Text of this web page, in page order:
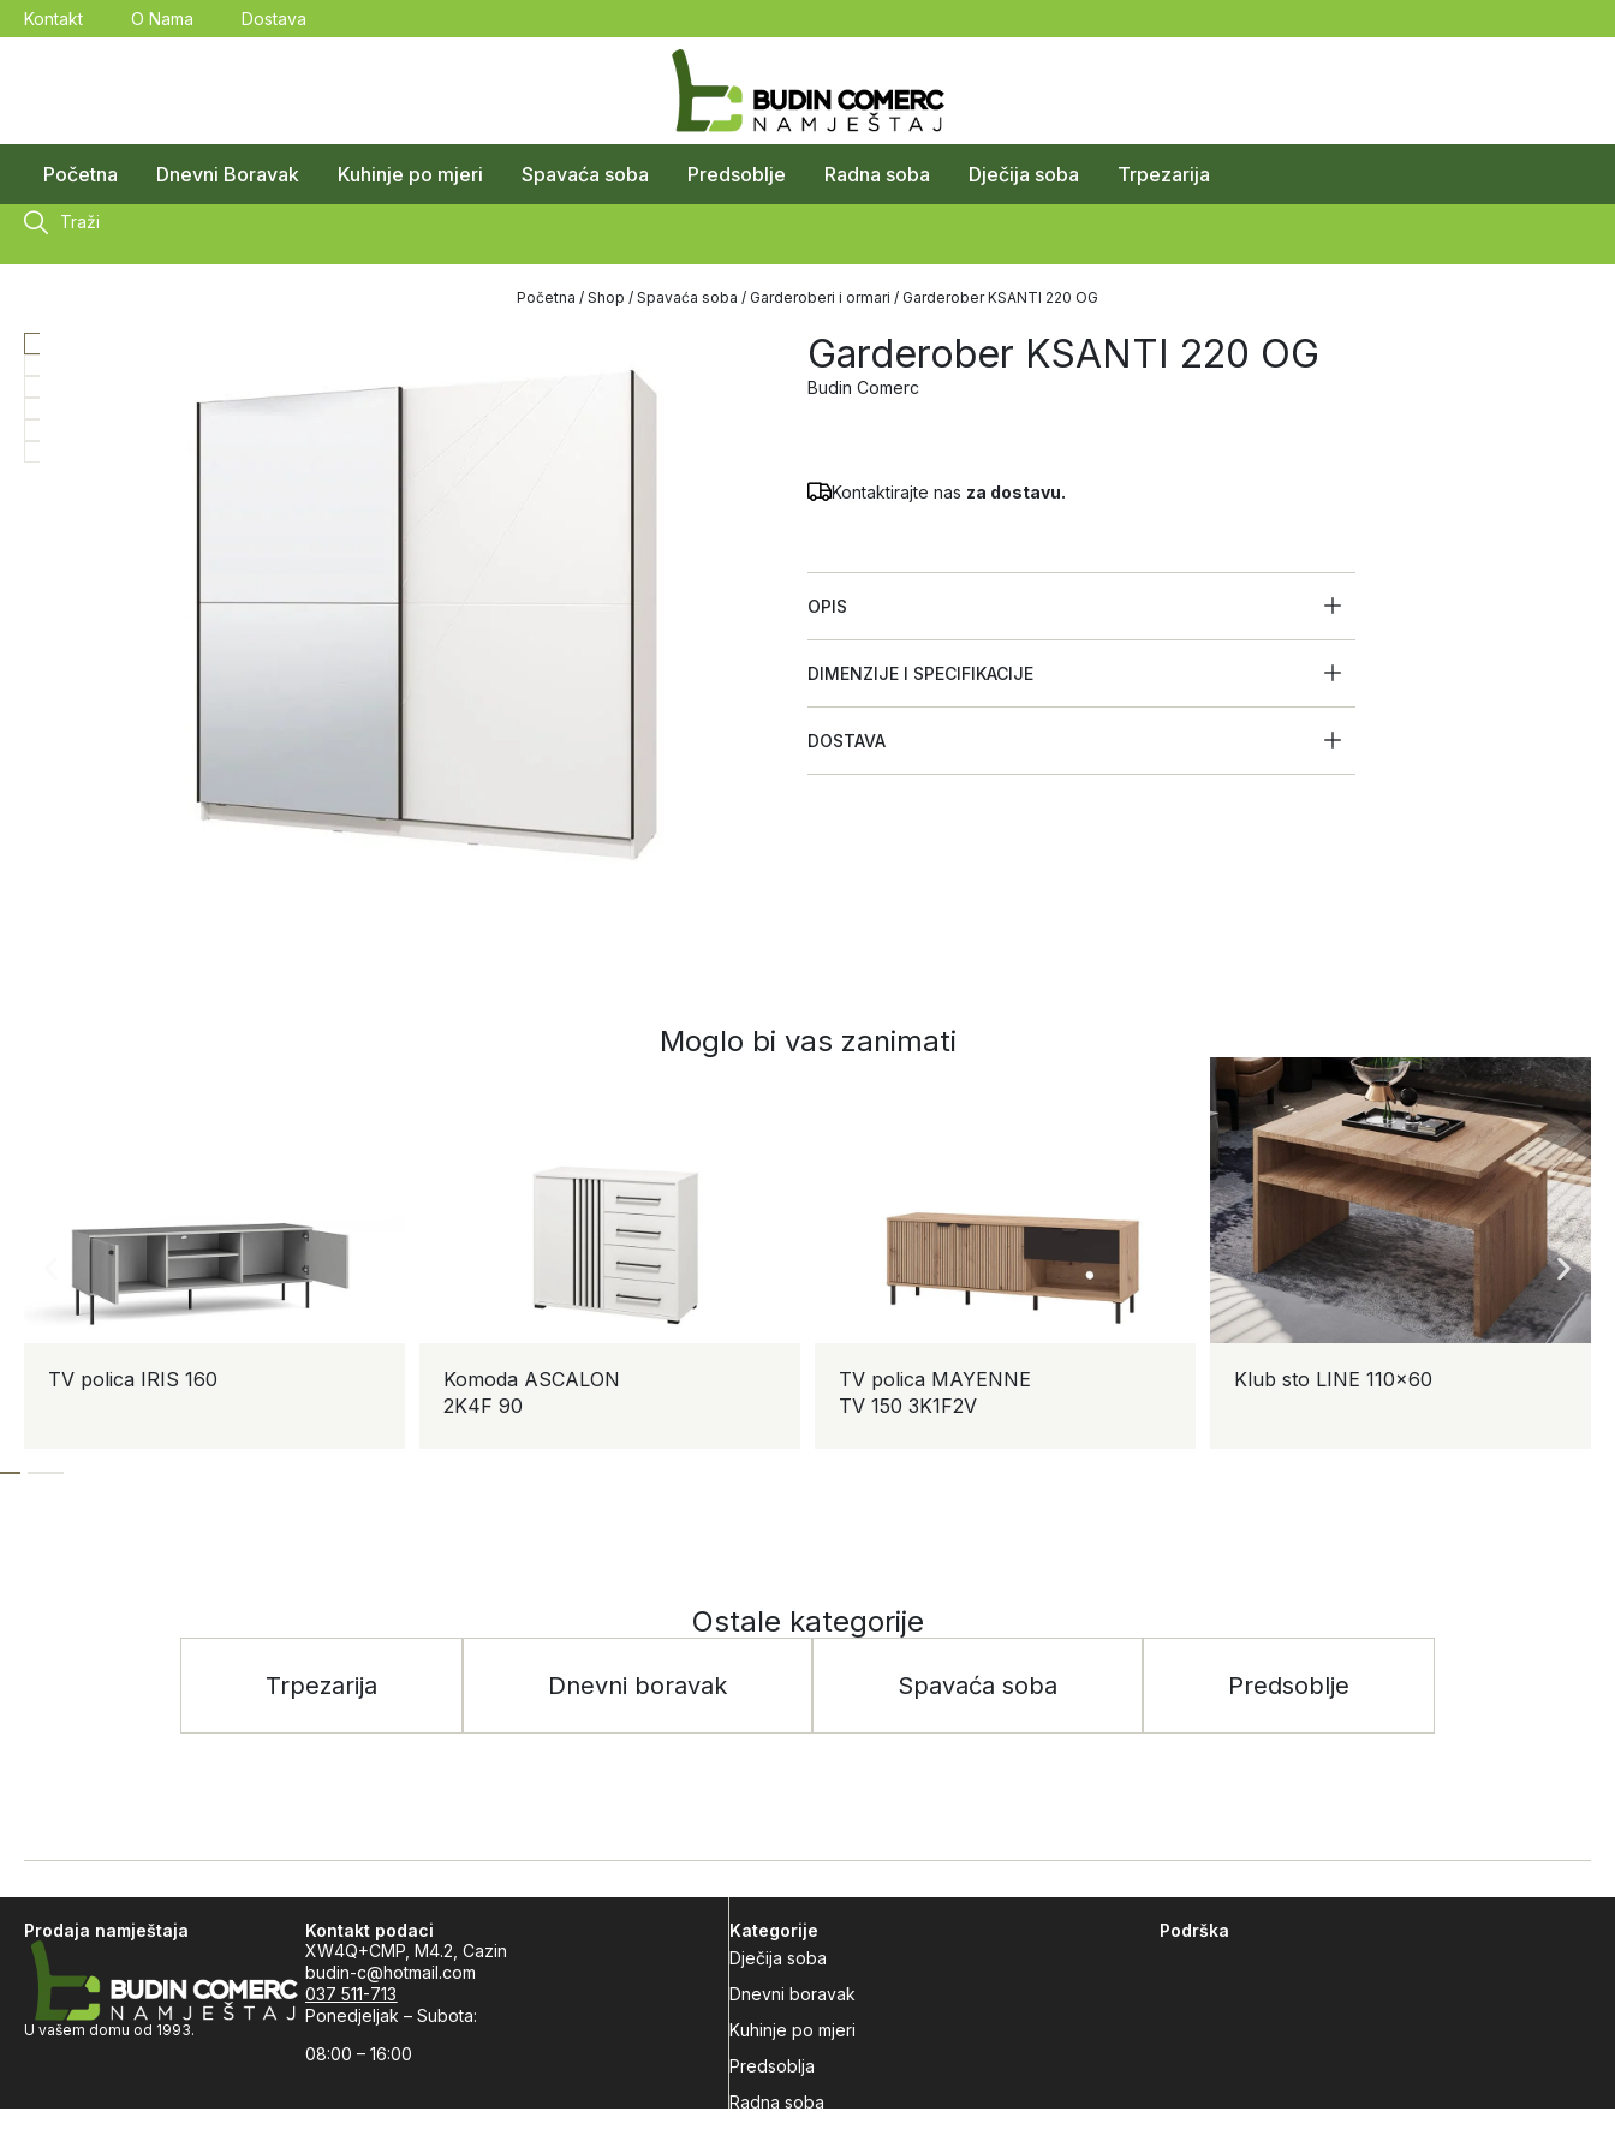
Kontakt O Nama Dostava
Početna Dnevni Boravak Kuhinje po mjeri Spavaća soba Predsoblje Radna soba Dječija soba Trpezarija
Traži
Početna / Shop / Spavaća soba / Garderoberi i ormari / Garderober KSANTI 220 OG
Garderober KSANTI 220 OG
Budin Comerc
Kontaktirajte nas za dostavu.
OPIS
DIMENZIJE I SPECIFIKACIJE
DOSTAVA
Moglo bi vas zanimati
TV polica IRIS 160
Komoda ASCALON
2K4F 90
TV polica MAYENNE
TV 150 3K1F2V
Klub sto LINE 110×60
Ostale kategorije
Trpezarija Dnevni boravak Spavaća soba Predsoblje
Prodaja namještaja
U vašem domu od 1993.
Kontakt podaci
XW4Q+CMP, M4.2, Cazin
budin-c@hotmail.com
037 511-713
Ponedjeljak – Subota:
08:00 – 16:00
Kategorije
Dječija soba
Dnevni boravak
Kuhinje po mjeri
Predsoblja
Radna soba
Podrška